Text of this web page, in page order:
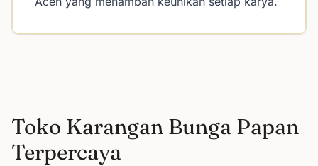
Toko Karangan Bunga Papan
Terpercaya